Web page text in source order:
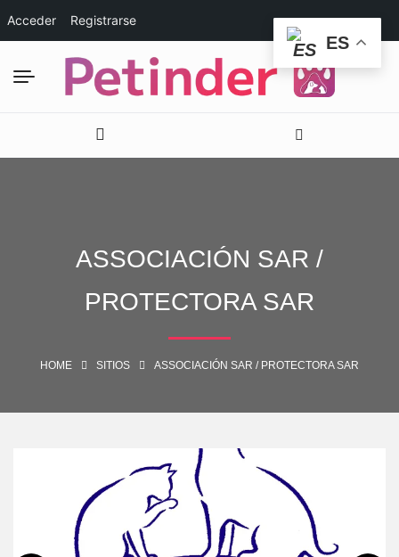
Acceder Registrarse
ASSOCIACIÓN SAR /
PROTECTORA SAR
HOME SITIOS ASSOCIACIÓN SAR / PROTECTORA SAR
ES